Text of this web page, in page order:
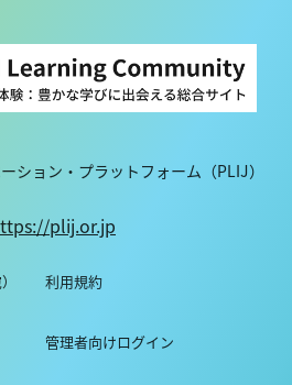
ション・プラットフォーム（PLIJ）
plij.or.jp
利用規約
管理者向けログイン